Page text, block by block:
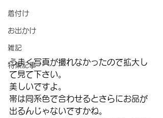
着付け
お出かけ
雑記
特集記事
うまく写真が撮れなかったので拡大し
て見て下さい。
美しいですよ。
帯は同系色で合わせるとさらにお品が
出るんじゃないですかね。